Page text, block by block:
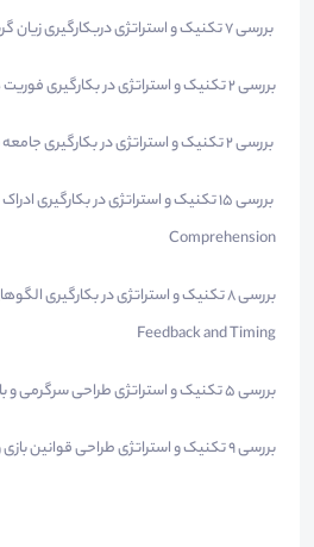
بررسی ۷ تکنیک و استراتژی دربکارگیری زیان گریزی - Loss Aversion
بررسی ۲ تکنیک و استراتژی در بکارگیری فوریت ها - Urges
بررسی ۲ تکنیک و استراتژی در بکارگیری جامعه سازی - Community Building
Comprehension
بررسی 8 تکنیک و استراتژی در بکارگیری
Feedback and Timing
بررسی 5 تکنیک و استراتژی طراحی سرگرمی و بازی Gameplay Design
بررسی 9 تکنیک و استراتژی طراحی قوانین بازی و سرگرمی Game Mechanics